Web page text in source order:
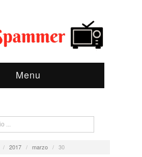
Menu
/ 2017 / marzo / 30